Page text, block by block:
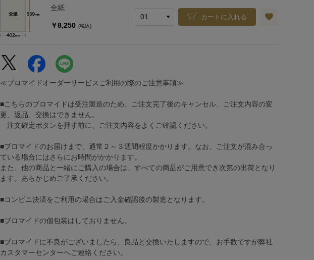
全紙
￥8,250 (税込)
カートに入れる
≪ブロマイドオーダーサービスご利用の際のご注意事項≫
■こちらのブロマイドは受注製造のため、ご注文完了後のキャンセル、ご注文内容の変
更、返品、交換はできません。
注文確定ボタンを押す前に、ご注文内容をよくご確認ください。
■ブロマイドのお届けまで、通常２～３週間程度かかります。なお、ご注文が混み合っ
ている場合にはさらにお時間がかかります。
また、他の商品と一緒にご購入の場合は、すべての商品がご用意でき次第の出荷となり
ます。あらかじめご了承ください。
■コンビニ決済をご利用の場合はご入金確認後の製造となります。
■ブロマイドの個包装はしておりません。
■ブロマイドに不良がございましたら、良品と交換いたしますので、お手数ですが弊社
カスタマーセンターへご連絡ください。